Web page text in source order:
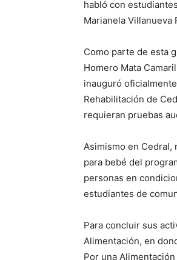
habló con
Marianela Villanueva
Como parte de esta
Homero Mata
inauguró
Rehabilitación de
requieran pruebas
Asimismo en Cedral,
para bebé del
personas en
estudiantes de
Para concluir sus
Alimentación, en
Por una